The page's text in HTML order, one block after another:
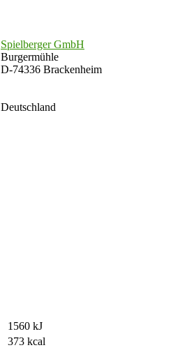
Spielberger GmbH
Burgermühle
D-74336 Brackenheim
Deutschland
1560 kJ
373 kcal